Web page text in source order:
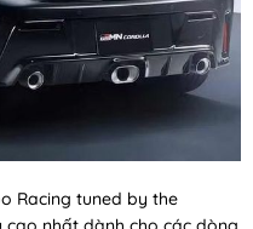
Racing tuned by the